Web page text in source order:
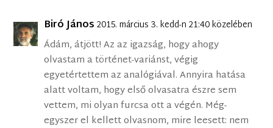
Biró János 2015. március 3. kedd-n 21:40 közelében
Ádám, átjött! Az az igazság, hogy ahogy
olvastam a történet-variánst, végig
egyetértettem az analógiával. Annyira hatása
alatt voltam, hogy első olvasatra észre sem
vettem, mi olyan furcsa ott a végén. Még-
egyszer el kellett olvasnom, mire leesett: nem